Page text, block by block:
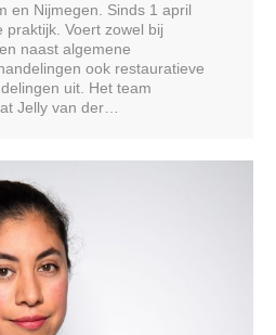
en Nijmegen. Sinds 1 april
praktijk. Voert zowel bij
naast algemene
ook restauratieve
uit. Het team
Jelly van der…